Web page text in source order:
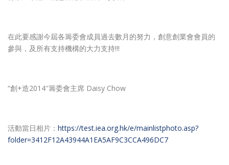
在此要感謝今屆各籌委會成員過去數月的努力，創意創業會會員的
參與，及所有支持機構的大力支持!!!
“創+造2014″籌委會主席 Daisy Chow
活動當日相片： https://test.iea.org.hk/e/mainlistphoto.asp?
folder=3412F12A43944A1EA5AF9C3CCA496DC7